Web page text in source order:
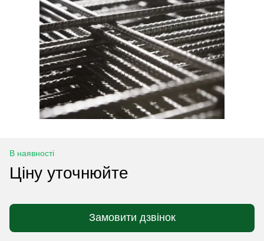
В наявності
Ціну уточнюйте
Замовити дзвінок